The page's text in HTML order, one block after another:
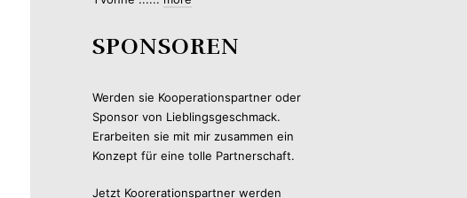
SPONSOREN
Werden sie Kooperationspartner oder
Sponsor von Lieblingsgeschmack.
Erarbeiten sie mit mir zusammen ein
Konzept für eine tolle Partnerschaft.
Jetzt Koorerationspartner werden